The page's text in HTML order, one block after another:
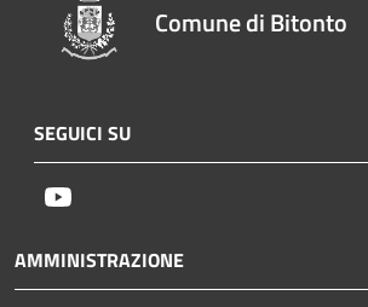
Comune di Bitonto
SEGUICI SU
AMMINISTRAZIONE